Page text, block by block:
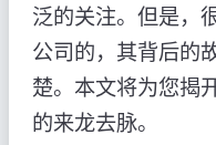
泛的关注。但是，
公司的，其背后的
楚。本文将为您揭
的来龙去脉。